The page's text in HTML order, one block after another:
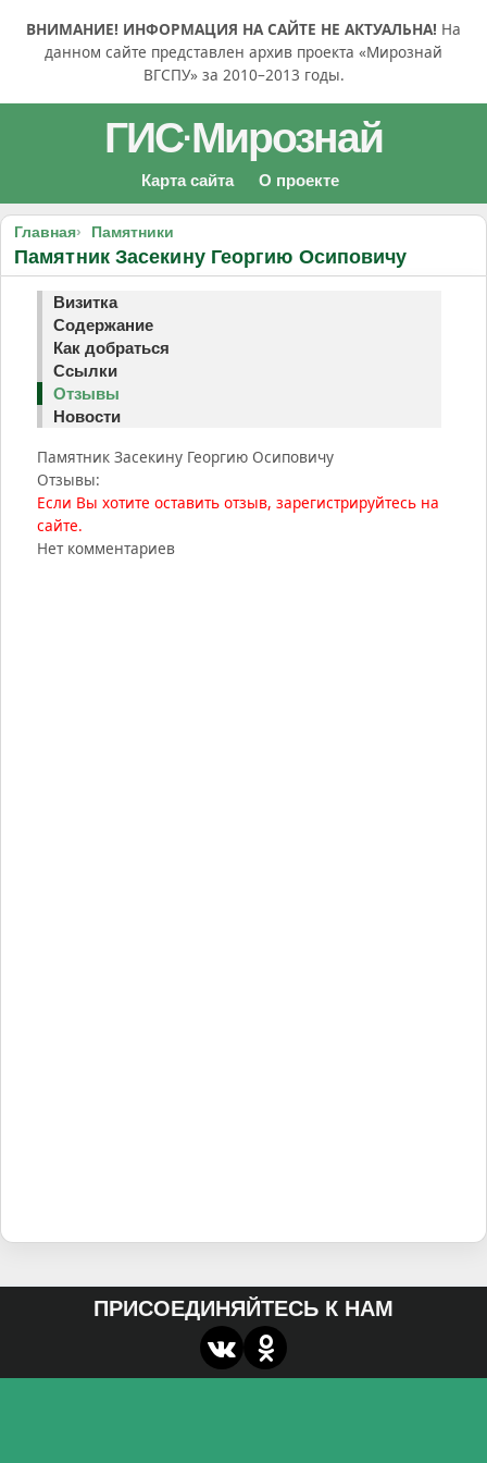
ВНИМАНИЕ! ИНФОРМАЦИЯ НА САЙТЕ НЕ АКТУАЛЬНА! На
данном сайте представлен архив проекта «Мирознай
ВГСПУ» за 2010–2013 годы.
ГИС·Мирознай
Карта сайта О проекте
Главная Памятники
Памятник Засекину Георгию Осиповичу
Визитка
Содержание
Как добраться
Ссылки
Отзывы
Новости
Памятник Засекину Георгию Осиповичу
Отзывы:
Если Вы хотите оставить отзыв, зарегистрируйтесь на
сайте.
Нет комментариев
ПРИСОЕДИНЯЙТЕСЬ К НАМ